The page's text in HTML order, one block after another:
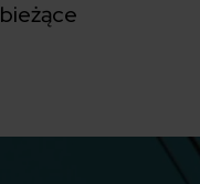
bieżące